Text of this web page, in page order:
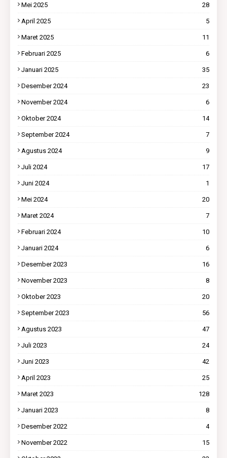
Mei 2025 28
April 2025 5
Maret 2025 11
Februari 2025 6
Januari 2025 35
Desember 2024 23
November 2024 6
Oktober 2024 14
September 2024 7
Agustus 2024 9
Juli 2024 17
Juni 2024 1
Mei 2024 20
Maret 2024 7
Februari 2024 10
Januari 2024 6
Desember 2023 16
November 2023 8
Oktober 2023 20
September 2023 56
Agustus 2023 47
Juli 2023 24
Juni 2023 42
April 2023 25
Maret 2023 128
Januari 2023 8
Desember 2022 4
November 2022 15